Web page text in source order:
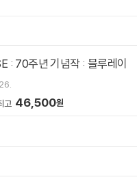
: 70주년 기념작 : 블루레이
고 46,500원